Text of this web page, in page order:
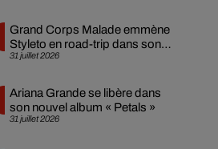
31 juillet 2026
Grand Corps Malade emmène
Styleto en road-trip dans son
nouveau clip
31 juillet 2026
Ariana Grande se libère dans
son nouvel album « Petals »